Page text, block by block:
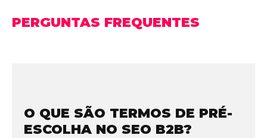
PERGUNTAS FREQUENTES
O QUE SÃO TERMOS DE PRÉ-
ESCOLHA NO SEO B2B?